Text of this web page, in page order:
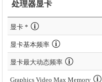
处理器显卡
显卡 *
显卡基本频率
显卡最大动态频率
Graphics Video Max Memory